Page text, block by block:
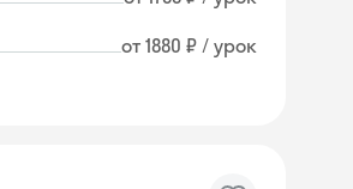
от 1880 ₽ / урок